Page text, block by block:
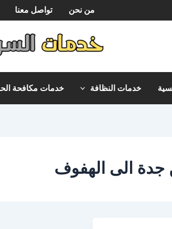
من نحن تواصل معنا
خدمات النظافة خدمات مكافحة
الى الهفوف